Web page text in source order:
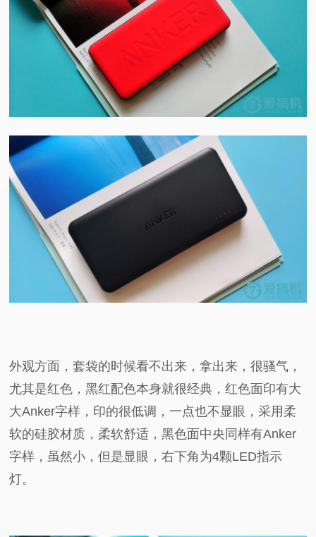
外观方面，套袋的时候看不出来，拿出来，很骚气，
尤其是红色，黑红配色本身就很经典，红色面印有大
大Anker字样，印的很低调，一点也不显眼，采用柔
软的硅胶材质，柔软舒适，黑色面中央同样有Anker
字样，虽然小，但是显眼，右下角为4颗LED指示
灯。